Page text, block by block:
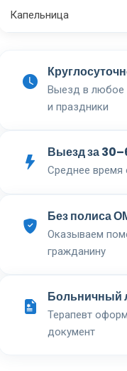
Капельница
Выезд в любое
и праздники
Выезд за
Среднее
Без полиса
Оказываем
гражданину
Больничный
Терапевт
документ